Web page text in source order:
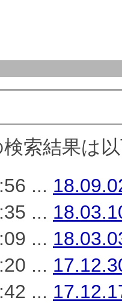
検索結果は
...
...
...
...
...